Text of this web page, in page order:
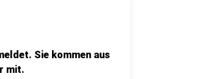
Sie kommen aus
mit.